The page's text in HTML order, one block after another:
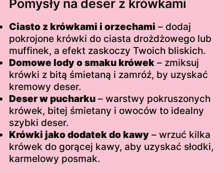
Pomysły na deser z krówkami
Ciasto z krówkami i orzechami – dodaj
pokrojone krówki do ciasta drożdżowego lub
muffinek, a efekt zaskoczy Twoich bliskich.
Domowe lody o smaku krówek– zmiksuj
krówki z bitą śmietaną i zamróź, by uzyskać
kremowy deser.
Deser w pucharku– warstwy pokruszonych
krówek, bitej śmietany i owoców to idealny
szybki deser.
Krówki jako dodatek do kawy– wrzuć kilka
krówek do gorącej kawy, aby uzyskać słodki,
karmelowy posmak.